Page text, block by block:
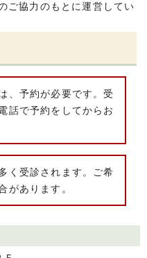
ご協力のもとに運営してい
、予約が必要です。受
話で予約をしてからお
く受診されます。ご希
があります。